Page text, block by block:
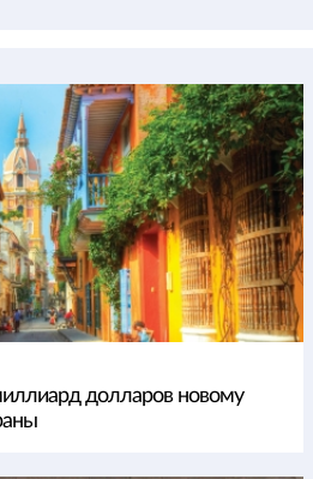
долларов новому